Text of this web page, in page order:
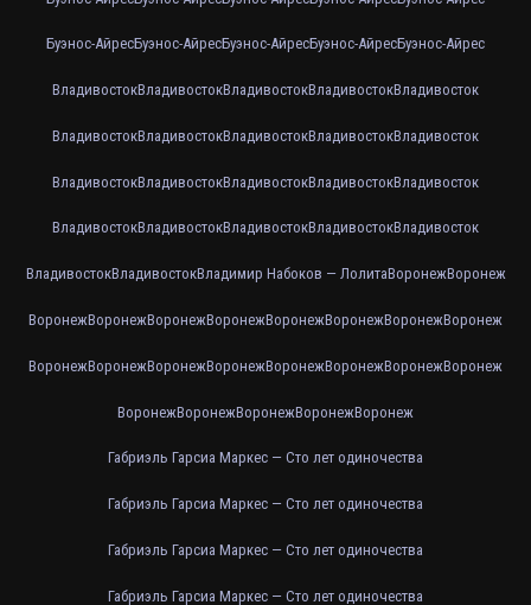
Буэнос-АйресБуэнос-АйресБуэнос-АйресБуэнос-АйресБуэнос-Айрес
ВладивостокВладивостокВладивостокВладивостокВладивосток
ВладивостокВладивостокВладивостокВладивостокВладивосток
ВладивостокВладивостокВладивостокВладивостокВладивосток
ВладивостокВладивостокВладивостокВладивостокВладивосток
ВладивостокВладивостокВладимир Набоков — ЛолитаВоронежВоронеж
ВоронежВоронежВоронежВоронежВоронежВоронежВоронежВоронеж
ВоронежВоронежВоронежВоронежВоронежВоронежВоронежВоронеж
ВоронежВоронежВоронежВоронежВоронеж
Габриэль Гарсиа Маркес — Сто лет одиночества
Габриэль Гарсиа Маркес — Сто лет одиночества
Габриэль Гарсиа Маркес — Сто лет одиночества
Габриэль Гарсиа Маркес — Сто лет одиночества